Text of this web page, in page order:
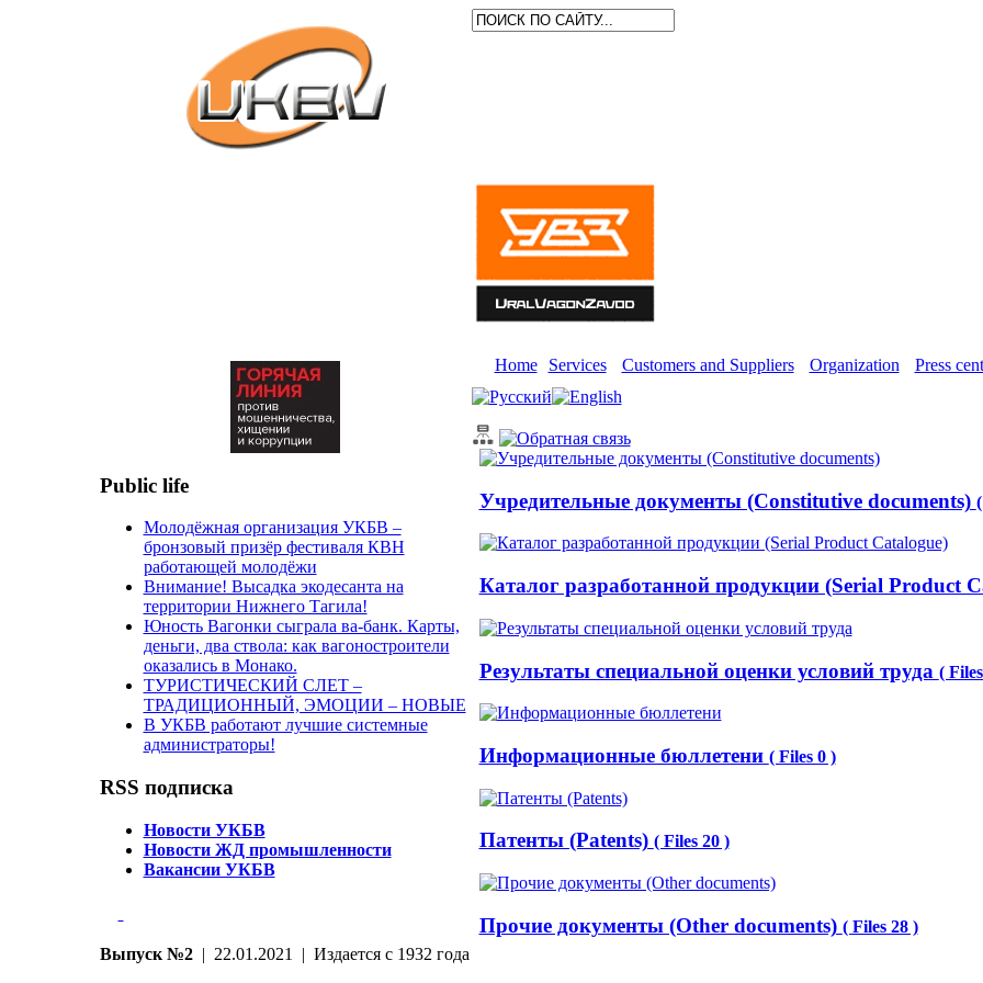
Public life
Молодёжная организация УКБВ –
бронзовый призёр фестиваля КВН
работающей молодёжи
Внимание! Высадка экодесанта на
территории Нижнего Тагила!
Юность Вагонки сыграла ва-банк. Карты,
деньги, два ствола: как вагоностроители
оказались в Монако.
ТУРИСТИЧЕСКИЙ СЛЕТ –
ТРАДИЦИОННЫЙ, ЭМОЦИИ – НОВЫЕ
В УКБВ работают лучшие системные
администраторы!
RSS подписка
Новости УКБВ
Новости ЖД промышленности
Вакансии УКБВ
Выпуск №2| 22.01.2021 | Издается с 1932 года
Home Services Customers and Suppliers Organization Press
Учредительные документы (Constitutive documents)
Каталог разработанной продукции (Serial Product
Результаты специальной оценки условий труда (
Информационные бюллетени ( Files 0 )
Патенты (Patents) ( Files 20 )
Прочие документы (Other documents) ( Files 28 )